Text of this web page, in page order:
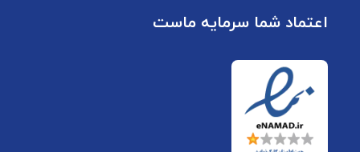
اعتماد شما سرمایه ماست